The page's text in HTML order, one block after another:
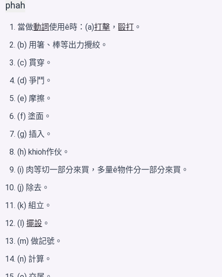
phah
當做動詞使用ê時：(a)打擊 ，毆打 。
(b) 用箸、棒等出力攪絞。
(c) 貫穿。
(d) 爭鬥。
(e) 摩擦。
(f) 塗面。
(g) 插入。
(h) khioh作伙。
(i) 肉等切一部分來買，多量ê物件分一部分來買。
(j) 除去。
(k) 組立。
(l)擺設 。
(m) 做記號。
(n) 計算。